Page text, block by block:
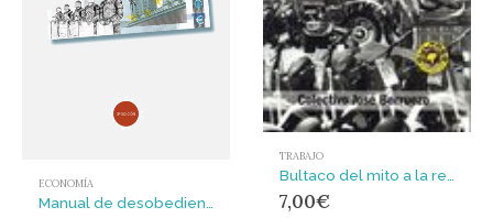
ECONOMÍA
TRABAJO
7,00€